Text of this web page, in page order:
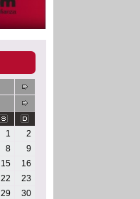
1
2
8
9
15
16
22
23
29
30